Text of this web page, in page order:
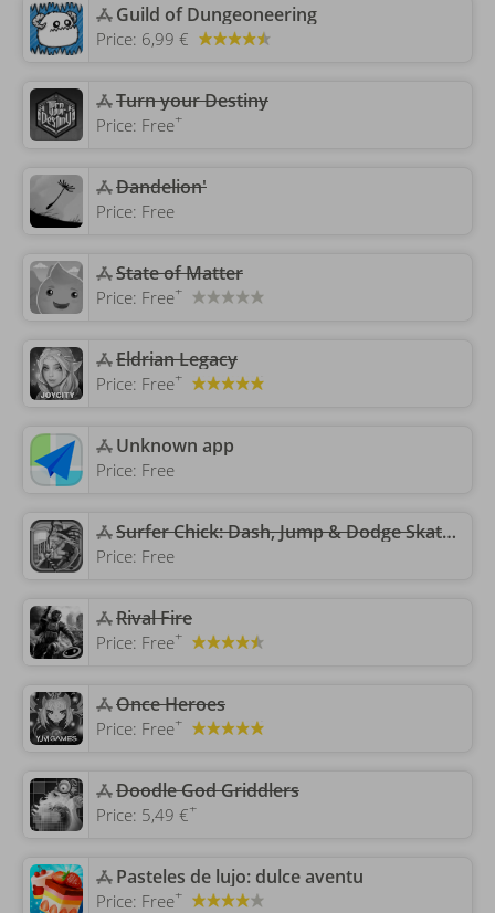
‎Guild of Dungeoneering
Price: 6,99 €
‎Turn your Destiny
Price: Free+
Dandelion'
Price: Free
State of Matter
Price: Free+
Eldrian Legacy
Price: Free+
Unknown app
Price: Free
‎Surfer Chick: Dash, Jump & Dodge Skate 3D Action
Price: Free
Rival Fire
Price: Free+
Once Heroes
Price: Free+
Doodle God Griddlers
Price: 5,49 €+
‎Pasteles de lujo: dulce aventu
Price: Free+